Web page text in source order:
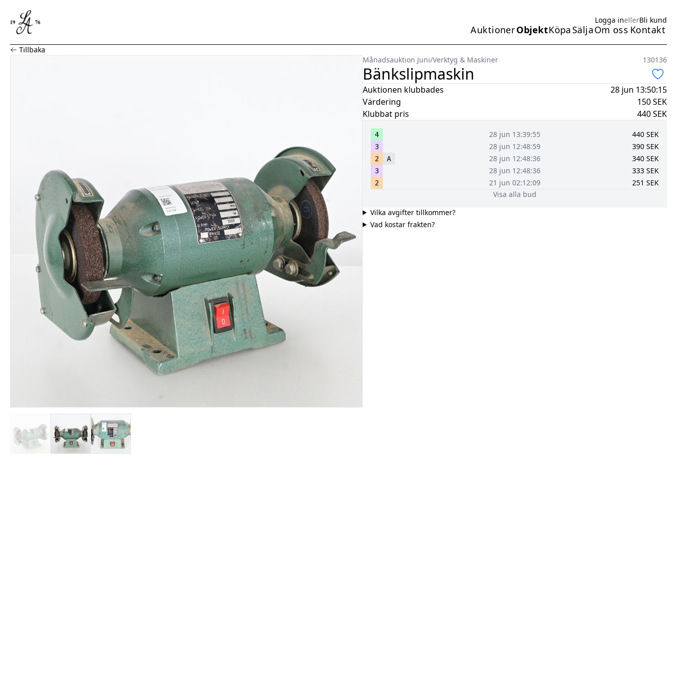
Logga inellerBli kund
Huvudmeny
AuktionerObjektKöpa SäljaOm oss Kontakt
Bänkslipmaskin
Tillbaka
Månadsauktion Juni/Verktyg & Maskiner 130136
Bänkslipmaskin
Auktionen klubbades
28 jun 13:50:15
Värdering
150SEK
Klubbat pris
440SEK
4 28 jun 13:39:55 440 SEK
3 28 jun 12:48:59 390 SEK
2 A 28 jun 12:48:36 340 SEK
3 28 jun 12:48:36 333 SEK
2 21 jun 02:12:09 251 SEK
Visa alla bud
Vilka avgifter tillkommer?
Vad kostar frakten?